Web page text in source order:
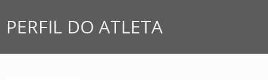
PERFIL DO ATLETA